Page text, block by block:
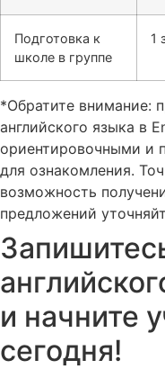
Подготовка к
школе в группе
1
*Обратите внимание:
английского языка в
ориентировочными и
для ознакомления.
возможность
предложений
и начните
сегодня!